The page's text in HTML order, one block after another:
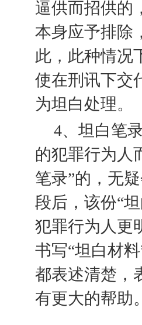
逼供而招供的
本身应予排除
此，此种情况
使在刑讯下交
为坦白处理。
4、坦白笔
的犯罪行为人
笔录”的，无
段后，该份“
犯罪行为人更
书写“坦白材
都表述清楚，
有更大的帮助